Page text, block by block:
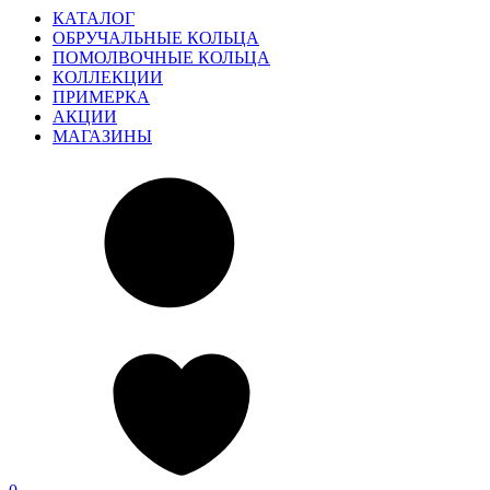
КАТАЛОГ
ОБРУЧАЛЬНЫЕ КОЛЬЦА
ПОМОЛВОЧНЫЕ КОЛЬЦА
КОЛЛЕКЦИИ
ПРИМЕРКА
АКЦИИ
МАГАЗИНЫ